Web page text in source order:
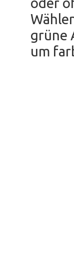
grüne
um